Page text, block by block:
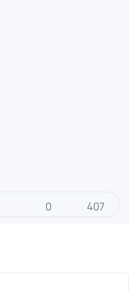
0 407